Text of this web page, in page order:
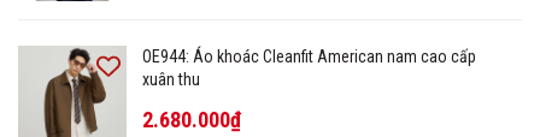
OE944: Áo khoác Cleanfit American nam cao cấp
xuân thu
2.680.000₫